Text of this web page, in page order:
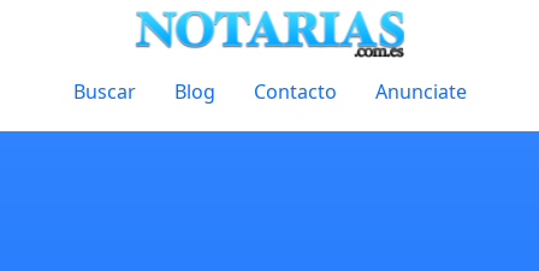
Buscar Blog Contacto Anunciate